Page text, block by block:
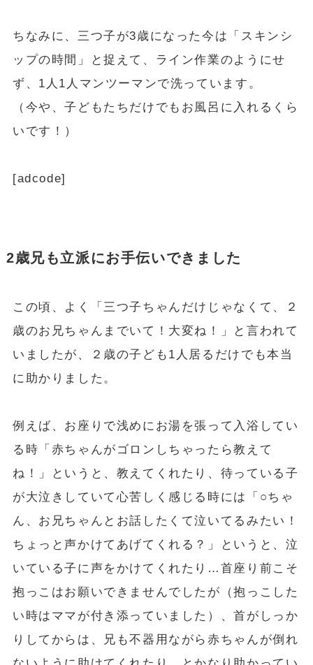
ちなみに、三つ子が3歳になった今は「スキンシ
ップの時間」と捉えて、ライン作業のようにせ
ず、1人1人マンツーマンで洗っています。
（今や、子どもたちだけでもお風呂に入れるくら
いです！）
[adcode]
2歳兄も立派にお手伝いできました
この頃、よく「三つ子ちゃんだけじゃなくて、２
歳のお兄ちゃんまでいて！大変ね！」と言われて
いましたが、２歳の子ども1人居るだけでも本当
に助かりました。
例えば、お座りで浅めにお湯を張って入浴してい
る時「赤ちゃんがゴロンしちゃったら教えて
ね！」というと、教えてくれたり、待っている子
が大泣きしていて心苦しく感じる時には「○ちゃ
ん、お兄ちゃんとお話したくて泣いてるみたい！
ちょっと声かけてあげてくれる？」というと、泣
いている子に声をかけてくれたり…首座り前こそ
抱っこはお願いできませんでしたが（抱っこした
い時はママが付き添っていました）、首がしっか
りしてからは、兄も不器用ながら赤ちゃんが倒れ